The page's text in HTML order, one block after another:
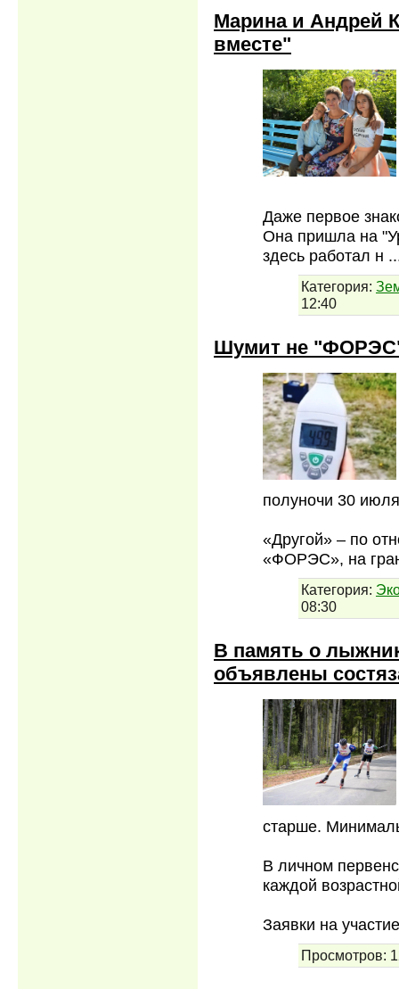
Марина и Андрей
вместе"
Даже первое
Она пришла на
здесь работал н
Категория:
12:40
Шумит не
полуночи 30
«Другой» – по
«ФОРЭС», на
Категория:
08:30
В память о
объявлены
старше.
В личном
каждой
Заявки на
Просмотров: